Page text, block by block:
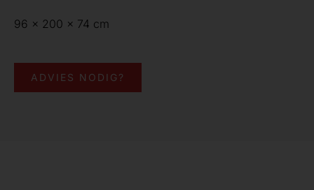
96 x 200 x 74 cm
ADVIES NODIG?